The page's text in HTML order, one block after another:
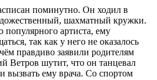
поминутно. Он ходил в
шахматный кружки.
артиста, ему
так как у него не оказалось
правдиво заявили родителям
Ветров шутит, что он танцевал
вызвать ему врача. Со спортом